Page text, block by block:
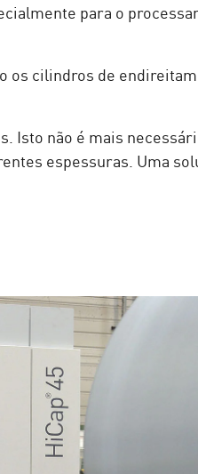
para o
os cilindros de
Isto não é mais
espessuras. Uma